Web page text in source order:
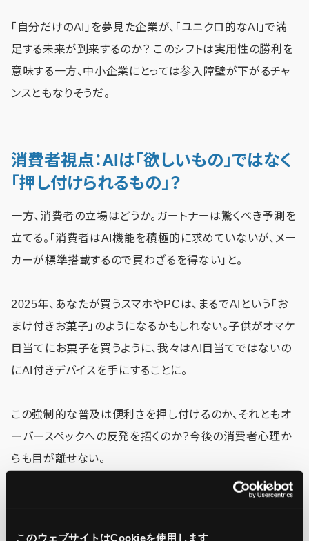
このウェブサイトはCookieを使用します
「自分だけのAI」を夢見た企業が、「ユニクロ的なAI」で満
足する未来が到来するのか？ このシフトは実用性の勝利を
意味する一方、中小企業にとっては参入障壁が下がるチャ
ンスともなりそうだ。
消費者視点：AIは「欲しいもの」ではなく
「押し付けられるもの」？
一方、消費者の立場はどうか。ガートナーは驚くべき予測を
立てる。「消費者はAI機能を積極的に求めていないが、メー
カーが標準搭載するので買わざるを得ない」と。
2025年、あなたが買うスマホやPCは、まるでAIという「お
まけ付きお菓子」のようになるかもしれない。子供がオマケ
目当てにお菓子を買うように、我々はAI目当てではないの
にAI付きデバイスを手にすることに。
この強制的な普及は便利さを押し付けるのか、それともオ
ーバースペックへの反発を招くのか？今後の消費者心理か
らも目が離せない。